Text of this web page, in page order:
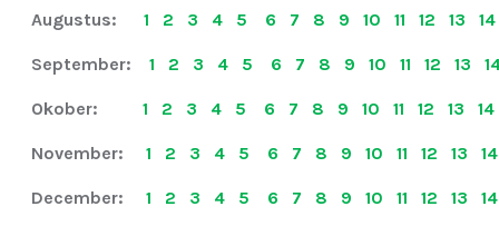
Augustus: 1 2 3 4 5 6 7 8 9 10 11 12 13
September: 1 2 3 4 5 6 7 8 9 10 11 12 13
Okober: 1 2 3 4 5 6 7 8 9 10 11 12 13
November: 1 2 3 4 5 6 7 8 9 10 11 12 13
December: 1 2 3 4 5 6 7 8 9 10 11 12 13